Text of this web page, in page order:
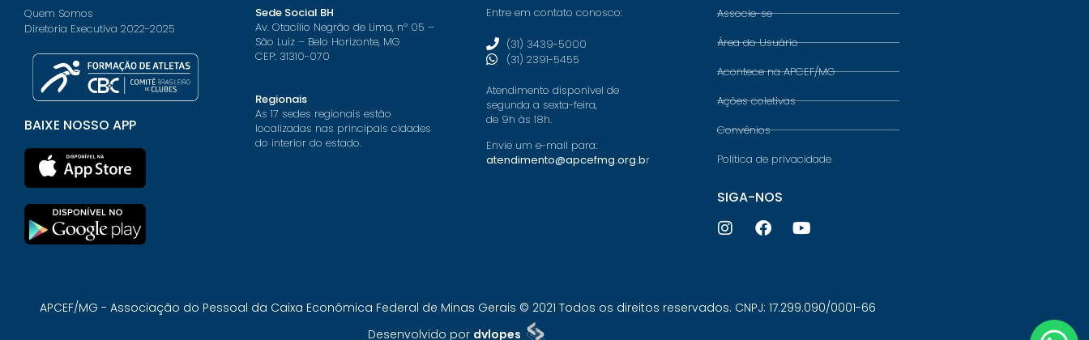
Quem Somos
Diretoria Executiva 2022-2025
BAIXE NOSSO APP
Sede Social BH
Av. Otacílio Negrão de Lima, nº 05 –
São Luiz – Belo Horizonte, MG
CEP: 31310-070
Regionais
As 17 sedes regionais estão
localizadas nas principais cidades
do interior do estado.
Entre em contato conosco:
(31) 3439-5000
(31) 2391-5455
Atendimento disponível de
segunda a sexta-feira,
de 9h às 18h.
Envie um e-mail para:
atendimento@apcefmg.org.br
Associe-se
Área do Usuário
Acontece na APCEF/MG
Ações coletivas
Convênios
Política de privacidade
SIGA-NOS
APCEF/MG - Associação do Pessoal da Caixa Econômica Federal de Minas Gerais © 2021 Todos os direitos reservados. CNPJ: 17.299.090/0001-66
Desenvolvido por dvlopes